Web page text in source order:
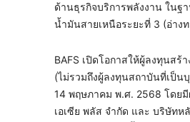
ด้านธุรกิจบริการพลังงาน ในฐ
น้ำมันสายเหนือระยะที่ 3 (อ่าง
BAFS เปิดโอกาสให้ผู้ลงทุนส
(ไม่รวมถึงผู้ลงทุนสถาบันที่เป็
14 พฤษภาคม พ.ศ. 2568 โดย
เอเซีย พลัส จำกัด และ บริษัท